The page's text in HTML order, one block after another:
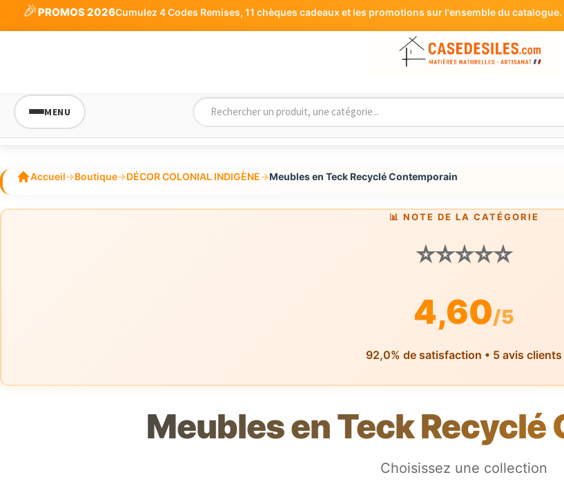
🎉PROMOS 2026Cumulez 4 Codes Remises, 11 chèques cadeaux et les promotions sur l'ensemble du
MENU
Accueil→Boutique→DÉCOR COLONIAL INDIGÈNE→Meubles en Teck Recyclé Contemporain
📊 NOTE DE LA CATÉGORIE
⭐⭐⭐⭐⭐
4,60/5
92,0% de satisfaction • 5 avis clients
Meubles en Teck Recyclé
Choisissez une collection